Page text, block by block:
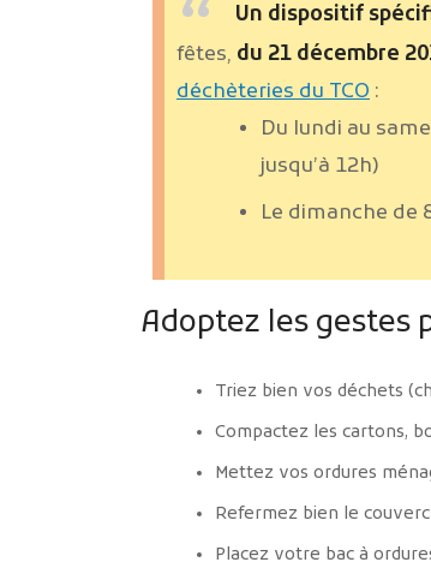
Un dispositif
fêtes, du 21 décembre
déchèteries du TCO :
Du lundi au
jusqu’à 12h)
Le dimanche de
Adoptez les gestes
Triez bien vos déchets
Compactez les cartons,
Mettez vos ordures
Refermez bien le
Placez votre bac à